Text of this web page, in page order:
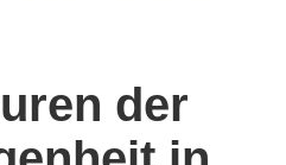
der